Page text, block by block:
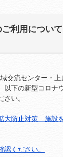
利用につい
交流センター・
以下の新型コロナ
い。
大防止対策 施設
ください。